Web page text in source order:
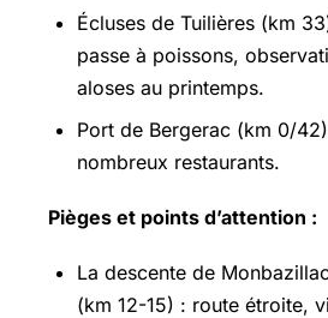
Écluses de Tuilières (km
passe à poissons,
aloses au printemps.
Port de Bergerac (km 0/
nombreux restaurants.
Pièges et points d’attention :
La descente de
(km 12-15) : route étroite,